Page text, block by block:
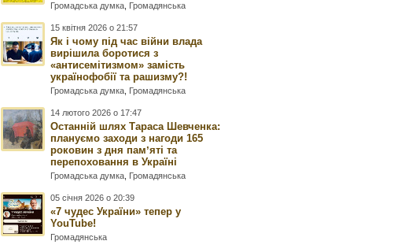
Громадська думка Громадянська
15 квітня 2026 о 21:57
Як і чому під час війни влада
вирішила боротися з
«антисемітизмом» замість
українофобії та рашизму?!
Громадська думка Громадянська
14 лютого 2026 о 17:47
Останній шлях Тараса Шевченка:
плануємо заходи з нагоди 165
роковин з дня памʼяті та
перепоховання в Україні
Громадська думка Громадянська
05 січня 2026 о 20:39
«7 чудес України» тепер у
YouTube!
Громадянська